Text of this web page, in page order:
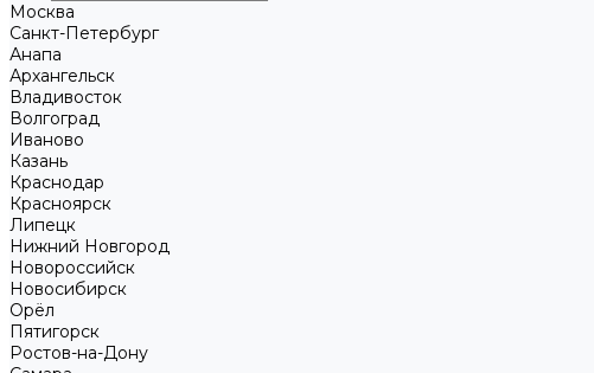
Москва
Санкт-Петербург
Анапа
Архангельск
Владивосток
Волгоград
Иваново
Казань
Краснодар
Красноярск
Липецк
Нижний Новгород
Новороссийск
Новосибирск
Орёл
Пятигорск
Ростов-на-Дону